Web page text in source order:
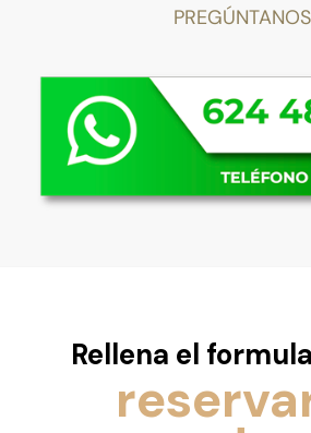
Rellena el